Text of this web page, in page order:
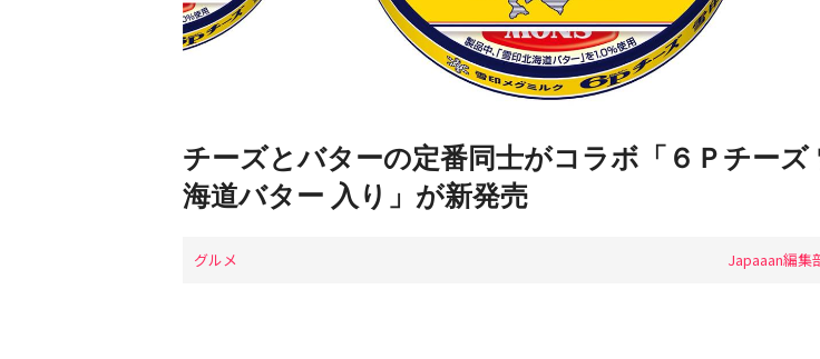
チーズとバターの定番同士がコラボ「６Ｐチーズ
海道バター 入り」が新発売
グルメ Japaaan編集